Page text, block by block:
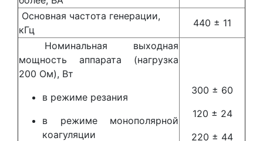
Основная частота генерации,
кГц
440 ± 11
Номинальная выходная
мощность аппарата (нагрузка
200 Ом), Вт
в режиме резания
в режиме монополярной
коагуляции
300 ± 60
120 ± 24
220 ± 44